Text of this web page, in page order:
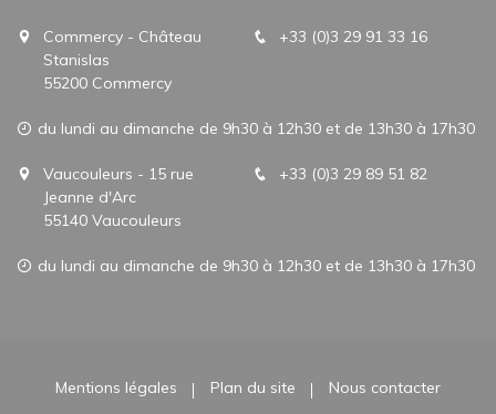
Commercy - Château
Stanislas
55200 Commercy
+33 (0)3 29 91 33 16
du lundi au dimanche de 9h30 à 12h30 et de 13h30 à 17h30
Vaucouleurs - 15 rue
Jeanne d'Arc
55140 Vaucouleurs
+33 (0)3 29 89 51 82
du lundi au dimanche de 9h30 à 12h30 et de 13h30 à 17h30
Mentions légales Plan du site Nous contacter